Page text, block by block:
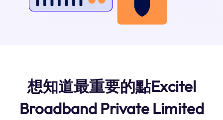
想知道最重要的點Excitel
Broadband Private Limited